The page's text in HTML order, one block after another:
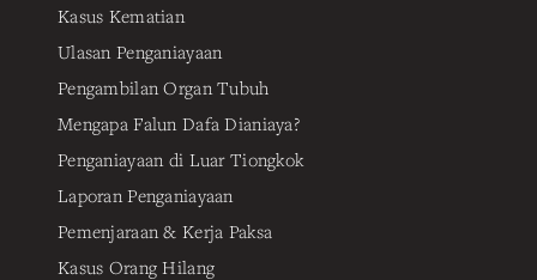
Kasus Kematian
Ulasan Penganiayaan
Pengambilan Organ Tubuh
Mengapa Falun Dafa Dianiaya?
Penganiayaan di Luar Tiongkok
Laporan Penganiayaan
Pemenjaraan & Kerja Paksa
Kasus Orang Hilang